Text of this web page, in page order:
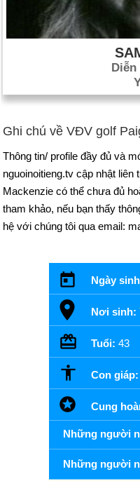
Diễn
Ghi chú về VĐV golf
Thông tin/ profile đầy đủ và
nguoinoitieng.tv cập nhật
Mackenzie có thể chưa đủ
tham khảo, nếu bạn thấy
hệ với chúng tôi qua email:
Ngày
Nơi sinh:
Tuổi: 43
Con giáp:
Cung
Những người
Những người